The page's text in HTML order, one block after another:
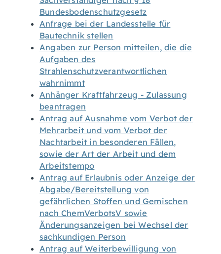
Bundesbodenschutzgesetz
Anfrage bei der Landesstelle für
Bautechnik stellen
Angaben zur Person mitteilen, die die
Aufgaben des
Strahlenschutzverantwortlichen
wahrnimmt
Anhänger Kraftfahrzeug - Zulassung
beantragen
Antrag auf Ausnahme vom Verbot der
Mehrarbeit und vom Verbot der
Nachtarbeit in besonderen Fällen,
sowie der Art der Arbeit und dem
Arbeitstempo
Antrag auf Erlaubnis oder Anzeige der
Abgabe/Bereitstellung von
gefährlichen Stoffen und Gemischen
nach ChemVerbotsV sowie
Änderungsanzeigen bei Wechsel der
sachkundigen Person
Antrag auf Weiterbewilligung von